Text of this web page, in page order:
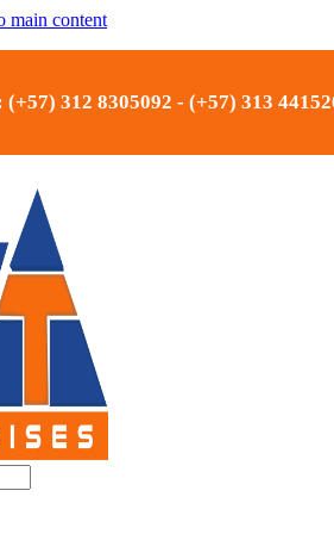
main content
312 8305092 - (+57) 313